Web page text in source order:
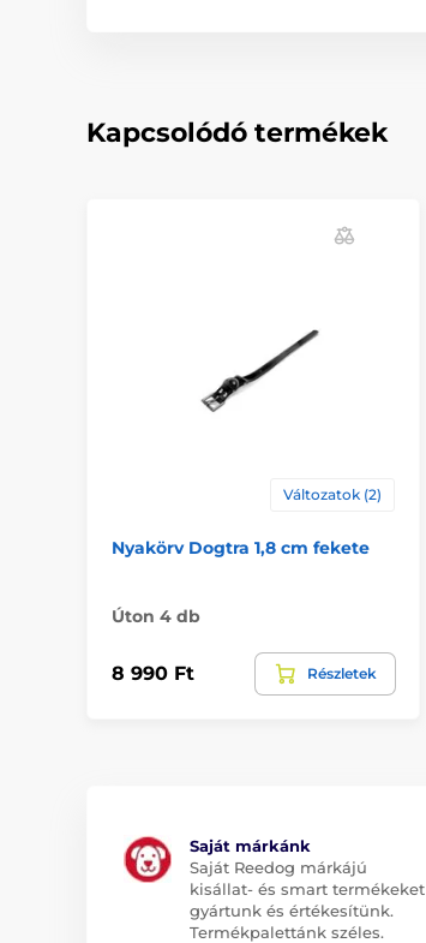
Kapcsolódó termékek
Változatok (2)
Nyakörv Dogtra 1,8 cm fekete
Úton 4 db
8 990 Ft Részletek
Saját márkánk
Saját Reedog márkájú
kisállat- és smart termékeket
gyártunk és értékesítünk.
Termékpalettánk széles.